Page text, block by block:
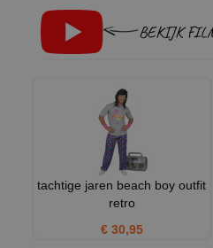
BEKIJK
tachtige jaren beach boy outfit
retro
€ 30,95